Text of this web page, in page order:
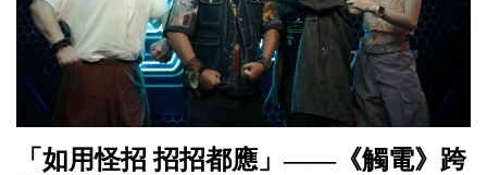
「如用怪招 招招都應」——《觸電》跨